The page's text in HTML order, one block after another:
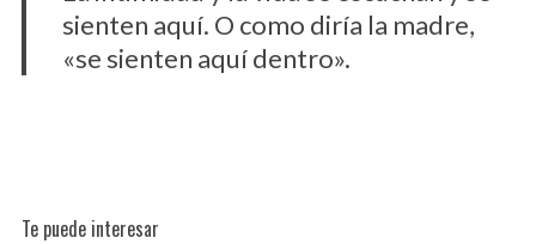
sienten aquí. O como diría la madre,
«se sienten aquí dentro».
Te puede interesar
r